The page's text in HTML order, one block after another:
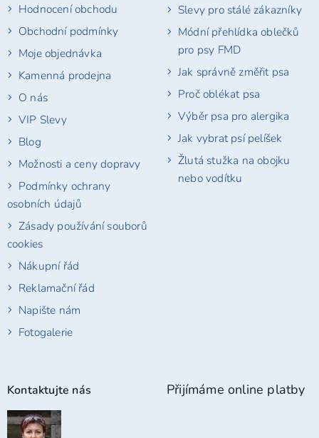
Hodnocení obchodu
Obchodní podmínky
Moje objednávka
Kamenná prodejna
O nás
VIP Slevy
Blog
Možnosti a ceny dopravy
Podmínky ochrany
osobních údajů
Zásady používání souborů
cookies
Nákupní řád
Reklamační řád
Napište nám
Fotogalerie
Slevy pro stálé zákazníky
Módní přehlídka oblečků
pro psy FMD
Jak správně změřit psa
Proč oblékat psa
Výběr psa pro alergika
Jak vybrat psí pelíšek
Žlutá stužka na obojku
nebo vodítku
Kontaktujte nás Přijímáme online platby